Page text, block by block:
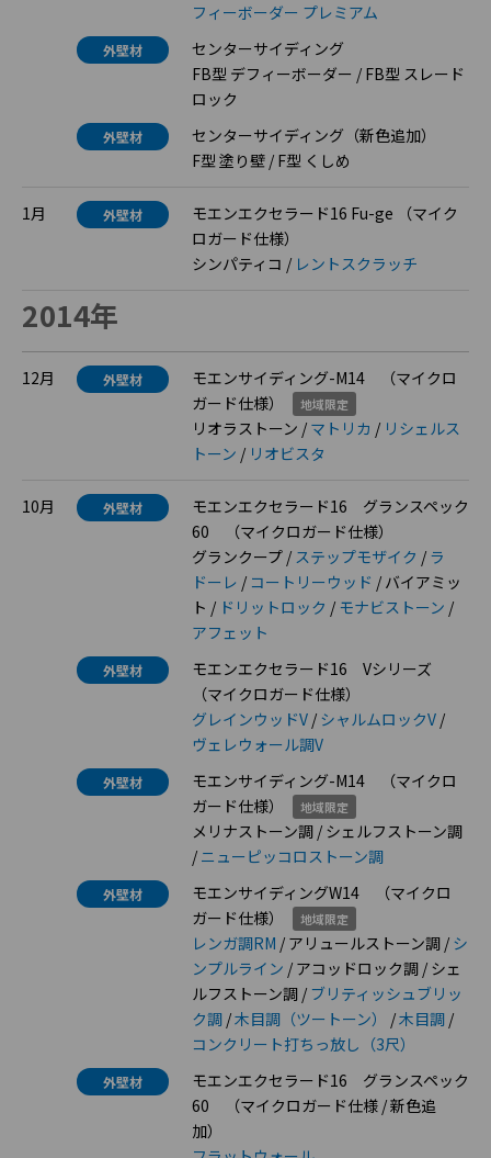
フィーボーダー プレミアム
外壁材
センターサイディング
FB型 デフィーボーダー / FB型 スレード
ロック
外壁材
センターサイディング（新色追加）
F型 塗り壁 / F型 くしめ
1月 外壁材
モエンエクセラード16 Fu-ge （マイク
ロガード仕様）
シンパティコ / レントスクラッチ
2014年
12月 外壁材
モエンサイディング-M14 （マイクロ
ガード仕様）
地域限定
リオラストーン / マトリカ / リシェルス
トーン / リオビスタ
10月 外壁材
モエンエクセラード16 グランスペック
60 （マイクロガード仕様）
グランクープ / ステップモザイク / ラ
ドーレ / コートリーウッド / バイアミッ
ト / ドリットロック / モナビストーン /
アフェット
外壁材
モエンエクセラード16 Vシリーズ
（マイクロガード仕様）
グレインウッドV / シャルムロックV /
ヴェレウォール調V
外壁材
モエンサイディング-M14 （マイクロ
ガード仕様）
地域限定
メリナストーン調 / シェルフストーン調
/ ニューピッコロストーン調
外壁材
モエンサイディングW14 （マイクロ
ガード仕様）
地域限定
レンガ調RM / アリュールストーン調 / シ
ンプルライン / アコッドロック調 / シェ
ルフストーン調 / ブリティッシュブリッ
ク調 /木目調（ツートーン） /木目調 /
コンクリート打ちっ放し（3尺）
外壁材
モエンエクセラード16 グランスペック
60 （マイクロガード仕様 / 新色追
加）